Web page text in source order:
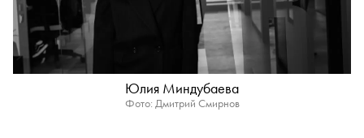
Юлия Миндубаева
Фото: Дмитрий Смирнов